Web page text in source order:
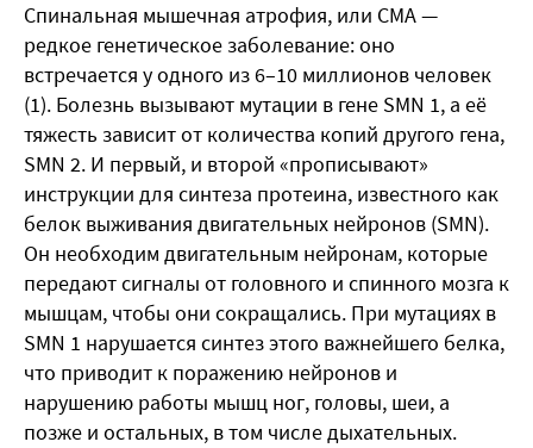
Спинальная мышечная атрофия, или СМА —
редкое генетическое заболевание: оно
встречается у одного из 6–10 миллионов человек
(1). Болезнь вызывают мутации в гене SMN 1, а её
тяжесть зависит от количества копий другого гена,
SMN 2. И первый, и второй «прописывают»
инструкции для синтеза протеина, известного как
белок выживания двигательных нейронов (SMN).
Он необходим двигательным нейронам, которые
передают сигналы от головного и спинного мозга к
мышцам, чтобы они сокращались. При мутациях в
SMN 1 нарушается синтез этого важнейшего белка,
что приводит к поражению нейронов и
нарушению работы мышц ног, головы, шеи, а
позже и остальных, в том числе дыхательных.